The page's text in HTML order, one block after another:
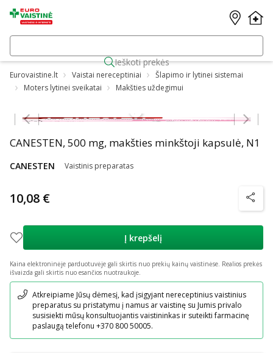
Ieškoti prekės
Eurovaistine.lt Vaistai nereceptiniai
Šlapimo ir lytinei sistemai
Moters lytinei sveikatai
Makšties uždegimui
CANESTEN, 500 mg, makšties minkštoji kapsulė, N1
CANESTEN Vaistinis preparatas
10,08 €
Į krepšelį
Kaina elektroninėje parduotuvėje gali skirtis nuo prekių kainų vaistinėse. Realios prekės
išvaizda gali skirtis nuo esančios nuotraukoje.
Pranešimas
Atkreipiame Jūsų dėmesį, kad įsigyjant nereceptinius vaistinius
preparatus su pristatymu į namus ar vaistinę su Jumis privalo
susisiekti mūsų konsultuojantis vaistininkas ir suteikti farmacinę
paslaugą telefonu +370 800 50005.